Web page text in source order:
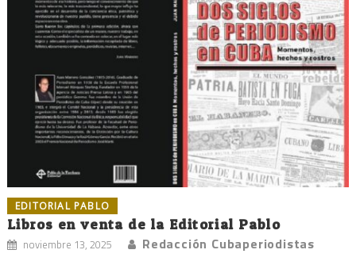
EDITORIAL PABLO
Libros en venta de la Editorial Pablo
noviembre 13, 2025 Redacción Cubaperiodistas